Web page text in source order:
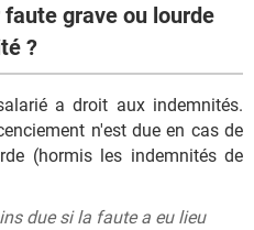
grave ou lourde
?
a droit aux indemnités.
n'est due en cas de
(hormis les indemnités de
due si la faute a eu lieu